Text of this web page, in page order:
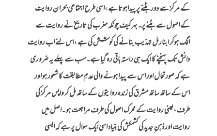
کے مر کز سے دور ہٹنے پر پیداہوتا ہے ،اسی طرح اجتماعی بحرا ن روایت
کے اصول سے ہٹنے پر۔بہر کیف چونکہ مغرب کی تاریخ نے روایت سے
الگ ہوکر ابنارمل تہذیب بنانے کی کوشش کی ہے ،اس لئے اب روایت
دانش تک پہنچنے کا ایک ہی راستہ باقی رہ گیا ہے۔سب سے پہلے یہ ضروری
ہے کہ صورتحال اور اس سے پیدا ہونے والی عدمِ مطابقت کا شعور ہو اور
اس کے ساتھ ساتھ مشرق کی زندہ روایتوں کے ساتھ مل کر واپس مر کز کی
طرف ،یعنی روایت کے محرک اصول کی طرف مراجعت ہو ۔اصل میں
روایت اور ذہن ِ جدید کی کشمکش کی بنیاد اسی ایک سوال پر ہے کہ ایسی